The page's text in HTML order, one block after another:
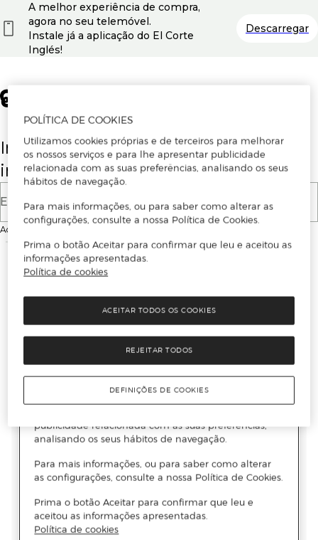
Insira o seu email para se registar ou
iniciar sessão.
E-mail
Ao continuar, aceitas as
A melhor experiência de compra,
agora no seu telemóvel.
Instale já a aplicação do El Corte
Inglés!
Descarregar
POLÍTICA DE COOKIES
Utilizamos cookies próprias e de terceiros para melhorar
os nossos serviços e para lhe apresentar publicidade
relacionada com as suas preferências, analisando os seus
hábitos de navegação.
Para mais informações, ou para saber como alterar as
configurações, consulte a nossa Política de Cookies.
Prima o botão Aceitar para confirmar que leu e aceitou as
informações apresentadas.
Política de cookies
REJEITAR TODOS
ACEITAR TODOS OS COOKIES
DEFINIÇÕES DE COOKIES